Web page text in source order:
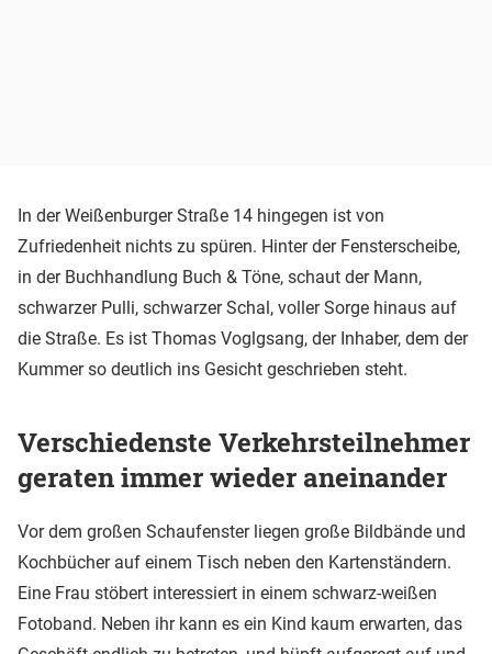
In der Weißenburger Straße 14 hingegen ist von
Zufriedenheit nichts zu spüren. Hinter der Fensterscheibe,
in der Buchhandlung Buch & Töne, schaut der Mann,
schwarzer Pulli, schwarzer Schal, voller Sorge hinaus auf
die Straße. Es ist Thomas Voglgsang, der Inhaber, dem der
Kummer so deutlich ins Gesicht geschrieben steht.
Verschiedenste Verkehrsteilnehmer
geraten immer wieder aneinander
Vor dem großen Schaufenster liegen große Bildbände und
Kochbücher auf einem Tisch neben den Kartenständern.
Eine Frau stöbert interessiert in einem schwarz-weißen
Fotoband. Neben ihr kann es ein Kind kaum erwarten, das